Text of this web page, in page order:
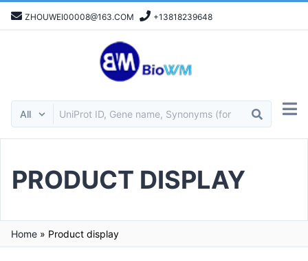
ZHOUWEI00008@163.COM +13818239648
PRODUCT DISPLAY
Home » Product display